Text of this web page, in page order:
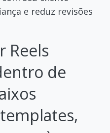
e reduz revisões
Reels
de